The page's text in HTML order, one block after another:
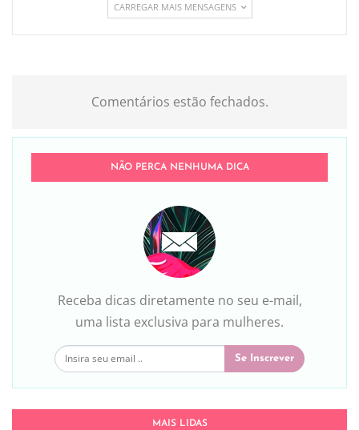
CARREGAR MAIS MENSAGENS
Comentários estão fechados.
NÃO PERCA NENHUMA DICA
Receba dicas diretamente no seu e-mail,
uma lista exclusiva para mulheres.
Se Inscrever
MAIS LIDAS